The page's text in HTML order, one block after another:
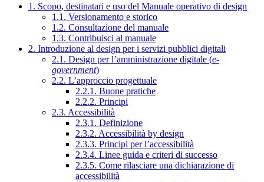
1. Scopo, destinatari e uso del Manuale operativo di design
1.1. Versionamento e storico
1.2. Consultazione del manuale
1.3. Contribuisci al manuale
2. Introduzione al design per i servizi pubblici digitali
2.1. Design per l’amministrazione digitale (e-
government)
2.2. L’approccio progettuale
2.2.1. Buone pratiche
2.2.2. Principi
2.3. Accessibilità
2.3.1. Definizione
2.3.2. Accessibilità by design
2.3.3. Principi per l’accessibilità
2.3.4. Linee guida e criteri di successo
2.3.5. Come rilasciare una dichiarazione di
accessibilità